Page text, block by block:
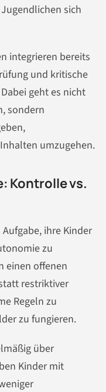
sich
integrieren bereits
und kritische
geht es nicht
sondern
umzugehen.
Kontrolle vs.
ihre Kinder
zu
einen offenen
restriktiver
Regeln zu
zu fungieren.
über
Kinder mit